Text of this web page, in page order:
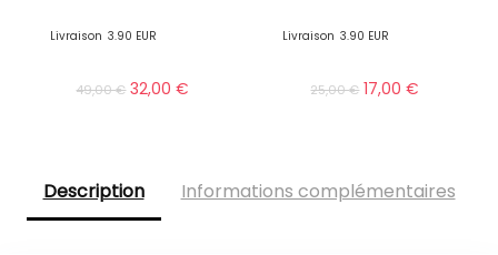
Livraison 3.90 EUR
49,00€ 32,00€
Livraison 3.90 EUR
25,00€ 17,00€
Description Informations complémentaires